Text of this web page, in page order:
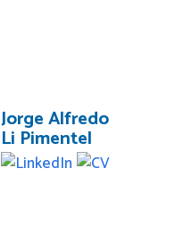
Jorge Alfredo
Li Pimentel